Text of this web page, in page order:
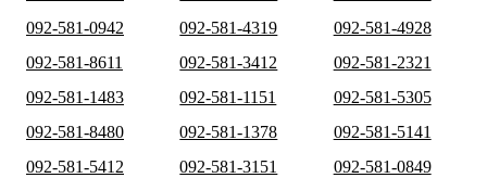
092-581-0942
092-581-4319
092-581-4928
092-581-8611
092-581-3412
092-581-2321
092-581-1483
092-581-1151
092-581-5305
092-581-8480
092-581-1378
092-581-5141
092-581-5412
092-581-3151
092-581-0849